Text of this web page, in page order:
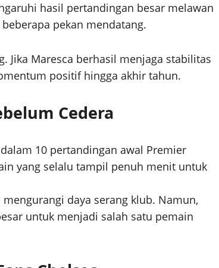
hasil pertandingan besar melawan
pekan mendatang.
Jika Maresca berhasil menjaga stabilitas
positif hingga akhir tahun.
Cedera
dalam 10 pertandingan awal Premier
yang selalu tampil penuh menit untuk
daya serang klub. Namun,
untuk menjadi salah satu pemain